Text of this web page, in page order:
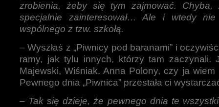
zrobienia, żeby się tym zajmować. Chyba,
specjalnie zainteresował… Ale i wtedy
wspólnego z tzw. szkołą.
– Wyszłaś z „Piwnicy pod baranami” i
ramy, jak tylu innych, którzy tam zaczynali.
Majewski, Wiśniak. Anna Polony, czy ja
Pewnego dnia „Piwnica” przestała ci
– Tak się dzieje, że pewnego dnia te